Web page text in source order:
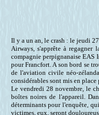
Il y a un an, le crash : le jeudi
Airways, s'apprête à
compagnie perpignanaise EAS
pour Francfort. A son bord se
de l'aviation civile néo-
considérables sont mis en
Le vendredi 28 novembre, le
boîtes noires de l'appareil.
déterminants pour l'enquête,
victimes, eux, seront